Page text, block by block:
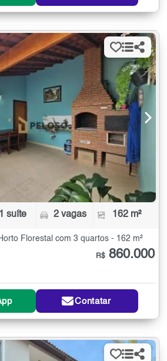
1 suíte 2 vagas 162 m²
Florestal com 3 quartos - 162 m²
R$ 860.000
Contatar